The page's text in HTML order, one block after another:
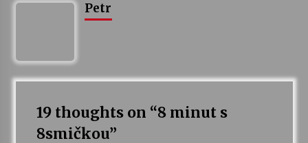
14. 7. 2026
13. 7. 2026
Varhanní recitál Michala Novenka v Klášteře
Želiv
Petr
19 thoughts on “8 minut s
8smičkou”